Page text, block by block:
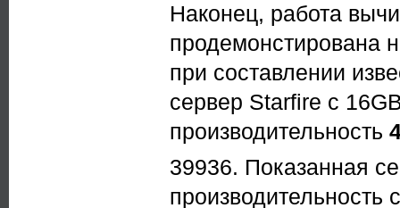
Наконец, работа
продемонстирована
при составлении
сервер Starfire с
производительность
39936. Показанная
производительность